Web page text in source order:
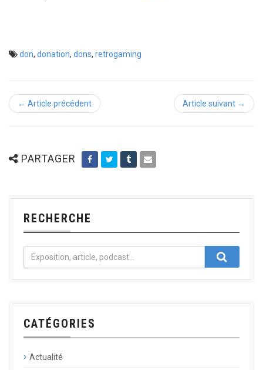
don, donation, dons, retrogaming
← Article précédent Article suivant →
PARTAGER
RECHERCHE
CATÉGORIES
Actualité